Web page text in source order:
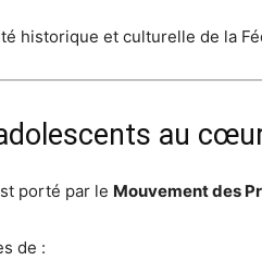
historique et culturelle de la
au
porté par le Mouvement des
de :